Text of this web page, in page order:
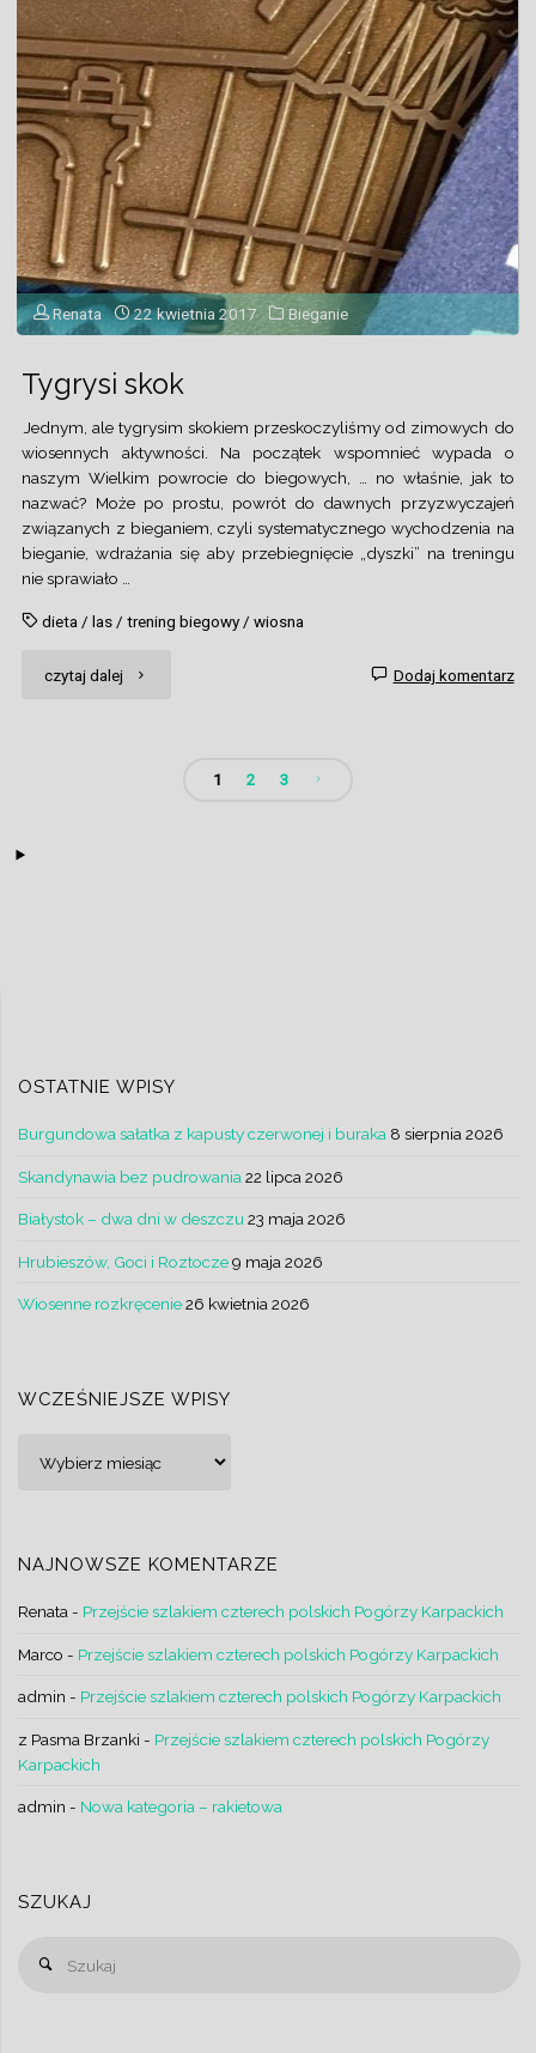
równowagę
w
życiu"
Renata 22 kwietnia 2017 Bieganie
Tygrysi skok
Jednym, ale tygrysim skokiem przeskoczyliśmy od zimowych do
wiosennych aktywności. Na początek wspomnieć wypada o
naszym Wielkim powrocie do biegowych, … no właśnie, jak to
nazwać? Może po prostu, powrót do dawnych przyzwyczajeń
związanych z bieganiem, czyli systematycznego wychodzenia na
bieganie, wdrażania się aby przebiegnięcie „dyszki” na treningu
nie sprawiało …
dieta / las/ trening biegowy/ wiosna
czytaj dalej "Tygrysi Dodaj komentarz
1 2 3
OSTATNIE WPISY
Burgundowa sałatka z kapusty czerwonej i buraka 8 sierpnia 2026
Skandynawia bez pudrowania 22 lipca 2026
Białystok – dwa dni w deszczu 23 maja 2026
Hrubieszów, Goci i Roztocze 9 maja 2026
Wiosenne rozkręcenie 26 kwietnia 2026
WCZEŚNIEJSZE WPISY
wpisy
NAJNOWSZE KOMENTARZE
Renata - Przejście szlakiem czterech polskich Pogórzy Karpackich
Marco - Przejście szlakiem czterech polskich Pogórzy Karpackich
admin - Przejście szlakiem czterech polskich Pogórzy Karpackich
z Pasma Brzanki - Przejście szlakiem czterech polskich Pogórzy
Karpackich
admin - Nowa kategoria – rakietowa
SZUKAJ
Szukaj